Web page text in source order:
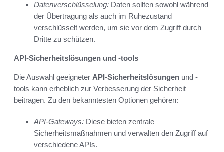
Datenverschlüsselung: Daten sollten sowohl während
der Übertragung als auch im Ruhezustand
verschlüsselt werden, um sie vor dem Zugriff durch
Dritte zu schützen.
API-Sicherheitslösungen und -tools
Die Auswahl geeigneter API-Sicherheitslösungen und -
tools kann erheblich zur Verbesserung der Sicherheit
beitragen. Zu den bekanntesten Optionen gehören:
API-Gateways: Diese bieten zentrale
Sicherheitsmaßnahmen und verwalten den Zugriff auf
verschiedene APIs.